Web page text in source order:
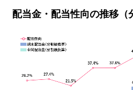
配当金・配当性向の推移（